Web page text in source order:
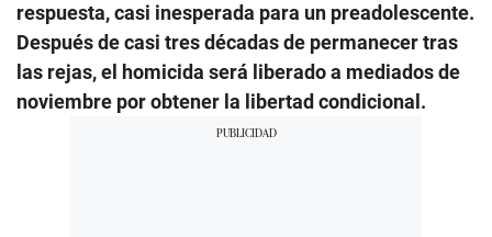
respuesta, casi inesperada para un preadolescente.
Después de casi tres décadas de permanecer tras
las rejas, el homicida será liberado a mediados de
noviembre por obtener la libertad condicional.